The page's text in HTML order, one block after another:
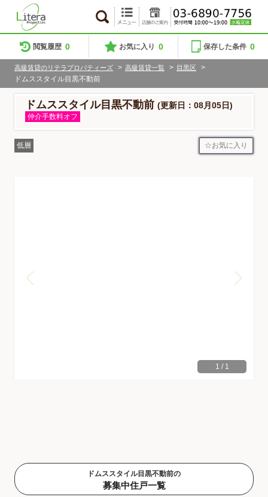
閲覧履歴 0 お気に入り 0 保存した条件 0
高級賃貸のリテラプロパティーズ > 高級賃貸一覧 > 目黒区
>
ドムススタイル目黒不動前
ドムススタイル目黒不動前 (更新日：08月05日)
仲介手数料オフ
低層 お気に入り
1 / 1
ドムススタイル目黒不動前の
募集中住戸一覧